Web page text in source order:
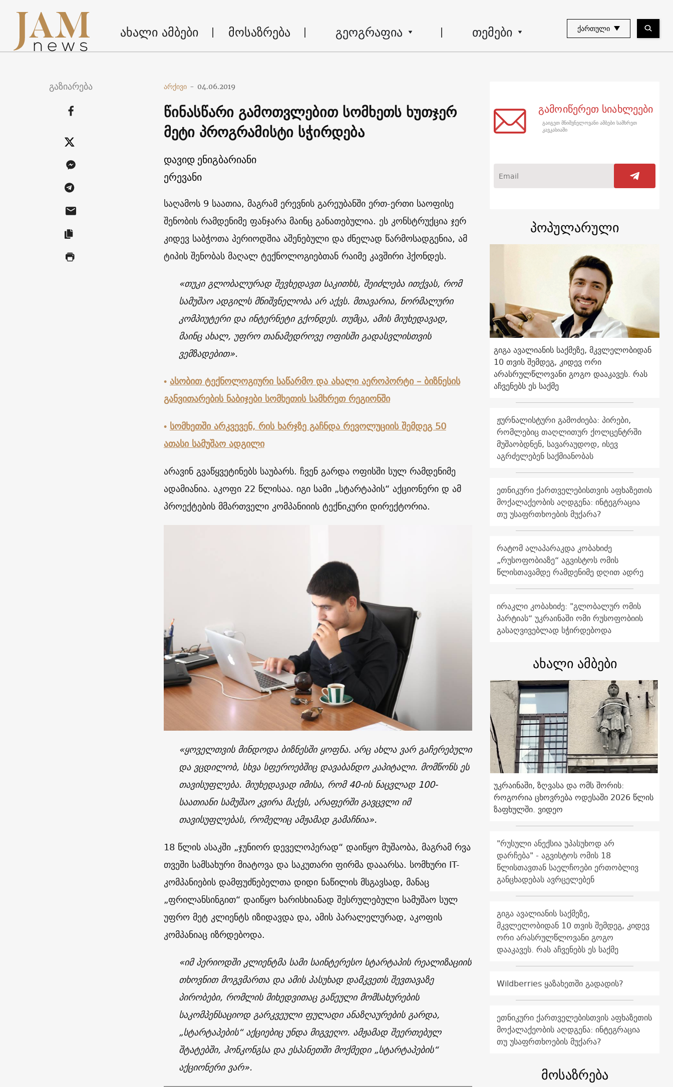
ახალი ამბები მოსაზრება გეოგრაფია თემები ᲥᲐᲠᲗᲣᲚᲘ
გაზიარება არქივი - 04.06.2019
წინასწარი გამოთვლებით სომხეთს ხუთჯერ
მეტი პროგრამისტი სჭირდება
დავიდ ენიგბარიანი
ერევანი
საღამოს 9 საათია, მაგრამ ერევნის გარეუბანში ერთ-ერთი საოფისე
შენობის რამდენიმე ფანჯარა მაინც განათებულია. ეს კონსტრუქცია ჯერ
კიდევ საბჭოთა პერიოდშია აშენებული და ძნელად წარმოსადგენია, ამ
ტიპის შენობას მაღალ ტექნოლოგიებთან რაიმე კავშირი ჰქონდეს.
«თუკი გლობალურად შევხედავთ საკითხს, შეიძლება ითქვას, რომ
სამუშაო ადგილს მნიშვნელობა არ აქვს. მთავარია, ნორმალური
კომპიუტერი და ინტერნეტი გქონდეს. თუმცა, ამის მიუხედავად,
მაინც ახალ, უფრო თანამედროვე ოფისში გადასვლისთვის
ვემზადებით».
•ასობით ტექნოლოგიური საწარმო და ახალი აეროპორტი – ბიზნესის
განვითარების ნაბიჯები სომხეთის სამხრეთ რეგიონში
•სომხეთში არკვევენ, რის ხარჯზე გაჩნდა რევოლუციის შემდეგ 50
ათასი სამუშაო ადგილი
არავინ გვაწყვეტინებს საუბარს. ჩვენ გარდა ოფისში სულ რამდენიმე
ადამიანია. აკოფი 22 წლისაა. იგი სამი „სტარტაპის“ აქციონერი დ ამ
პროექტების მმართველი კომპანიიის ტექნიკური დირექტორია.
«ყოველთვის მინდოდა ბიზნესში ყოფნა. არც ახლა ვარ გაჩერებული
და ვცდილობ, სხვა სფეროებშიც დავაბანდო კაპიტალი. მომწონს ეს
თავისუფლება. მიუხედავად იმისა, რომ 40-ის ნაცვლად 100-
საათიანი სამუშაო კვირა მაქვს, არაფერში გავცვლი იმ
თავისუფლებას, რომელიც ამჟამად გამაჩნია».
18 წლის ასაკში „ჯუნიორ დეველოპერად“ დაიწყო მუშაობა, მაგრამ რვა
თვეში სამსახური მიატოვა და საკუთარი ფირმა დააარსა. სომხური IT-
კომპანიების დამფუძნებელთა დიდი ნაწილის მსგავსად, მანაც
„ფრილანსინგით“ დაიწყო ხარისხიანად შესრულებული სამუშაო სულ
უფრო მეტ კლიენტს იზიდავდა და, ამის პარალელურად, აკოფის
კომპანიაც იზრდებოდა.
«იმ პერიოდში კლიენტმა სამი საინტერესო სტარტაპის რეალიზაციის
თხოვნით მოგვმართა და ამის პასუხად დამკვეთს შევთავაზე
პირობები, რომლის მიხედვითაც გაწეული მომსახურების
საკომპენსაციოდ გარკვეული ფულადი ანაზღაურების გარდა,
„სტარტაპების“ აქციებიც უნდა მიგვეღო. ამჟამად შეერთებულ
შტატებში, ჰონკონგსა და ესპანეთში მოქმედი „სტარტაპების“
აქციონერი ვარ».
გამოიწერეთ სიახლეები
გაიგეთ მნიშვნელოვანი ამბები სამხრეთ
კავკასიაში
პოპულარული
გიგა ავალიანის საქმეზე, მკვლელობიდან
10 თვის შემდეგ, კიდევ ორი
არასრულწლოვანი გოგო დააკავეს. რას
აჩვენებს ეს საქმე
ჟურნალისტური გამოძიება: პირები,
რომლებიც თაღლითურ ქოლცენტრში
მუშაობდნენ, სავარაუდოდ, ისევ
აგრძელებენ საქმიანობას
ეთნიკური ქართველებისთვის აფხაზეთის
მოქალაქეობის აღდგენა: ინტეგრაცია
თუ უსაფრთხოების მუქარა?
რატომ ალაპარაკდა კობახიძე
„რუსოფობიაზე“ აგვისტოს ომის
წლისთავამდე რამდენიმე დღით ადრე
ირაკლი კობახიძე: "გლობალურ ომის
პარტიას“ უკრაინაში ომი რუსოფობიის
გასაღვივებლად სჭირდებოდა
ახალი ამბები
უკრაინაში, ზღვასა და ომს შორის:
როგორია ცხოვრება ოდესაში 2026 წლის
ზაფხულში. ვიდეო
"რუსული ანექსია უპასუხოდ არ
დარჩება" - აგვისტოს ომის 18
წლისთავთან საელჩოები ერთობლივ
განცხადებას ავრცელებენ
გიგა ავალიანის საქმეზე,
მკვლელობიდან 10 თვის შემდეგ, კიდევ
ორი არასრულწლოვანი გოგო
დააკავეს. რას აჩვენებს ეს საქმე
Wildberries ყაზახეთში გადადის?
ეთნიკური ქართველებისთვის აფხაზეთის
მოქალაქეობის აღდგენა: ინტეგრაცია
თუ უსაფრთხოების მუქარა?
მოსაზრება